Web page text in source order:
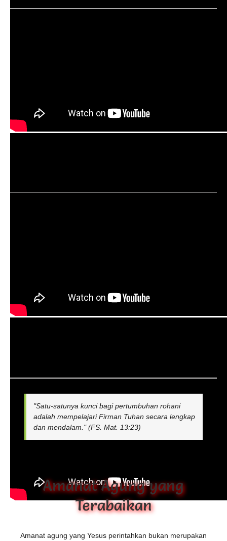
"Satu-satunya kunci bagi pertumbuhan rohani
adalah mempelajari Firman Tuhan secara lengkap
dan mendalam." (FS. Mat. 13:23)
Amanat Agung yang
Terabaikan
Amanat agung yang Yesus perintahkan bukan merupakan